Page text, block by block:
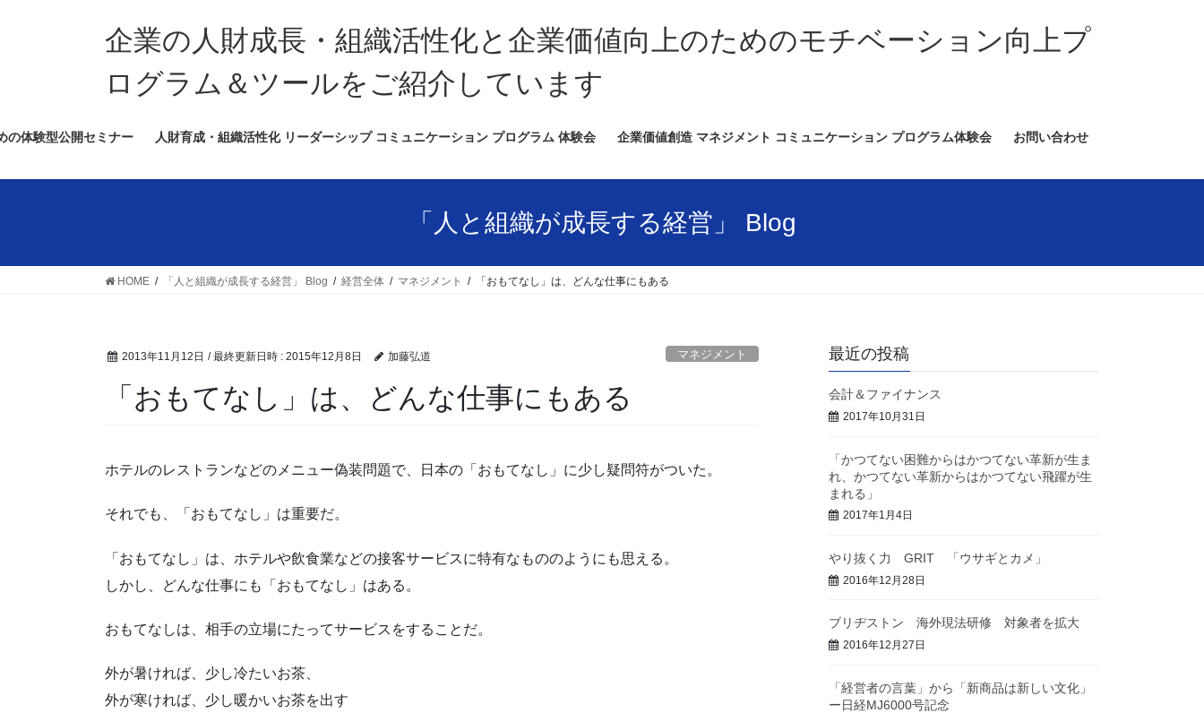
ス
ッ
ン
移
企業の人財成長・組織活性化と企業価値向上のためのモチベーション向上プ
ログラム＆ツールをご紹介しています
の体験型公開セミナー 人財育成・組織活性化 リーダーシップ コミュニケーション プログラム 体験会 企業価値創造 マネジメント コミュニケーション プログラム体験会 お問い合わせ
「人と組織が成長する経営」 Blog
HOME 「人と組織が成長する経営」 Blog 経営全体 マネジメント 「おもてなし」は、どんな仕事にもある
2013年11月12日 / 最終更新日時 : 2015年12月8日 加藤弘道 マネジメント
「おもてなし」は、どんな仕事にもある
ホテルのレストランなどのメニュー偽装問題で、日本の「おもてなし」に少し疑問符がついた。
それでも、「おもてなし」は重要だ。
「おもてなし」は、ホテルや飲食業などの接客サービスに特有なもののようにも思える。
しかし、どんな仕事にも「おもてなし」はある。
おもてなしは、相手の立場にたってサービスをすることだ。
外が暑ければ、少し冷たいお茶、
外が寒ければ、少し暖かいお茶を出す
最近の投稿
会計＆ファイナンス
2017年10月31日
「かつてない困難からはかつてない革新が生ま
れ、かつてない革新からはかつてない飛躍が生
まれる」
2017年1月4日
やり抜く力 GRIT 「ウサギとカメ」
2016年12月28日
ブリヂストン 海外現法研修 対象者を拡大
2016年12月27日
「経営者の言葉」から「新商品は新しい文化」
ー日経MJ6000号記念